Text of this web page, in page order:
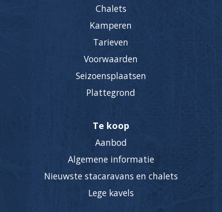
Chalets
Kamperen
Tarieven
Voorwaarden
Seizoensplaatsen
Plattegrond
Te koop
Aanbod
Algemene informatie
Nieuwste stacaravans en chalets
Lege kavels